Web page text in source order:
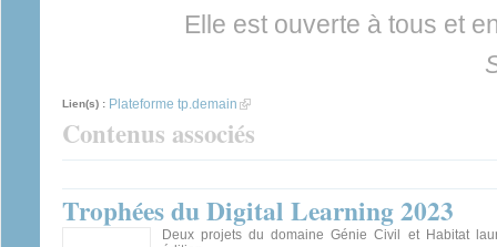
Elle est ouverte à tous et
Lien(s) : Plateforme tp.demain (link is external)
Contenus associés
Trophées du Digital Learning 2023
Deux projets du domaine Génie Civil et Habitat